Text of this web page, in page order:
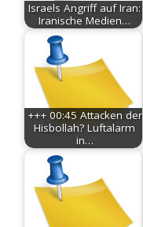
Israels Angriff auf Iran:
Iranische Medien…
+++ 00:45 Attacken der
Hisbollah? Luftalarm
in…